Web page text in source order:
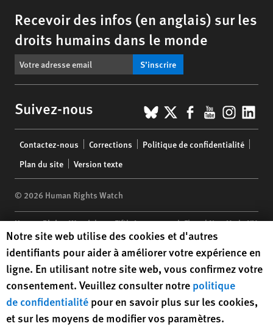
Recevoir des infos (en anglais) sur les
droits humains dans le monde
S’inscrire
Suivez-nous BlueSky
X Facebook
YouTube
menu
Contactez-nous Corrections
Politique de confidentialité
Plan du site
Version texte
© 2026 Human Rights Watch
Human Rights Watch| 350 Fifth Avenue, 34th Floor | New York,NY
10118-3299USA |t1.212.290.4700
Human Rights Watchis a 501(C)(3) nonprofit registered in the US
under EIN: 13-2875808
Human Rights Watch cookie preferences
Notre site web utilise des cookies et d'autres
identifiants pour aider à améliorer votre expérience en
ligne. En utilisant notre site web, vous confirmez votre
consentement. Veuillez consulter notre politique
de confidentialité pour en savoir plus sur les cookies,
et sur les moyens de modifier vos paramètres.